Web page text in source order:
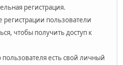
регистрация.
регистрации пользователи
чтобы получить доступ к
пользователя есть свой личный